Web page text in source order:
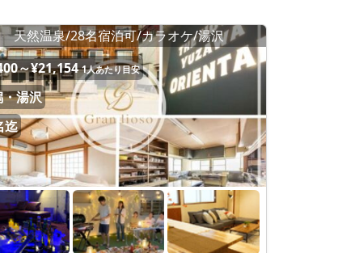
天然温泉/28名宿泊可/カラオケ/湯沢
～¥21,154 1人あたり目安
・湯沢
迄